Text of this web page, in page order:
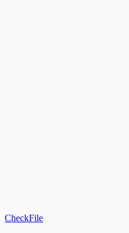
CheckFile